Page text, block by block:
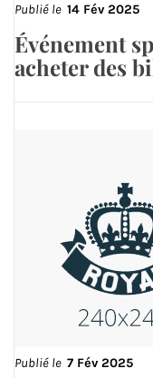
Publié le 14 Fév 2025
Événement
acheter des
Publié le 7 Fév 2025